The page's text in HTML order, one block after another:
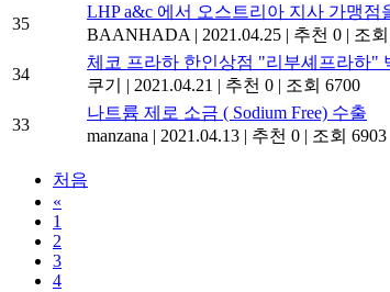
35
LHP a&c 에서 오스트리아 지사 가맹점
BAANHADA | 2021.04.25 | 추천 0 | 조
34
체코 프라하 한인상점 "리부셰프라하"
쿠기
| 2021.04.21 | 추천 0 | 조회 6700
33
나트륨 제로 소금 ( Sodium Free) 수출
manzana | 2021.04.13 | 추천 0 | 조회 6903
처음
«
1
2
3
4